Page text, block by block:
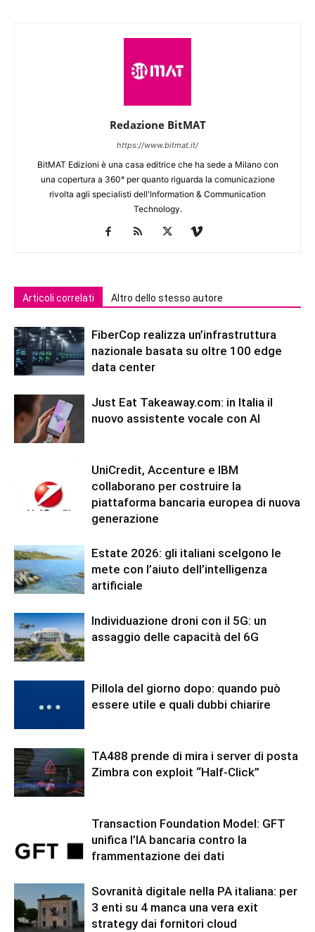
Redazione BitMAT
https://www.bitmat.it/
BitMAT Edizioni è una casa editrice che ha sede a Milano con
una copertura a 360° per quanto riguarda la comunicazione
rivolta agli specialisti dell'lnformation & Communication
Technology.
Articoli correlati Altro dello stesso autore
FiberCop realizza un’infrastruttura
nazionale basata su oltre 100 edge
data center
Just Eat Takeaway.com: in Italia il
nuovo assistente vocale con AI
UniCredit, Accenture e IBM
collaborano per costruire la
piattaforma bancaria europea di nuova
generazione
Estate 2026: gli italiani scelgono le
mete con l’aiuto dell’intelligenza
artificiale
Individuazione droni con il 5G: un
assaggio delle capacità del 6G
Pillola del giorno dopo: quando può
essere utile e quali dubbi chiarire
TA488 prende di mira i server di posta
Zimbra con exploit “Half-Click”
Transaction Foundation Model: GFT
unifica l’IA bancaria contro la
frammentazione dei dati
Sovranità digitale nella PA italiana: per
3 enti su 4 manca una vera exit
strategy dai fornitori cloud